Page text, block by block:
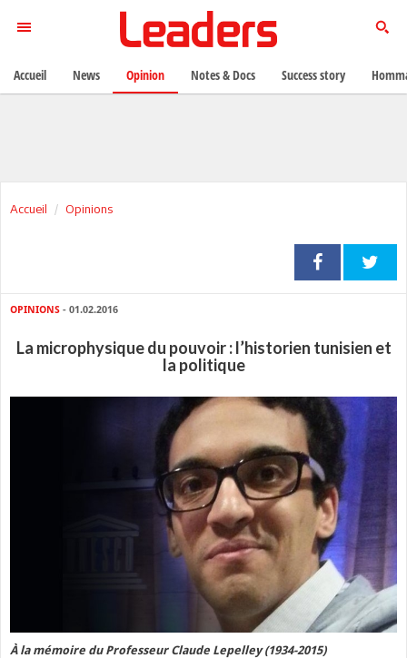
Accueil Opinions
OPINIONS - 01.02.2016
La microphysique du pouvoir : l’historien tunisien et
la politique
À la mémoire du Professeur Claude Lepelley (1934-2015)
Accueil News Opinion Notes & Docs Success story